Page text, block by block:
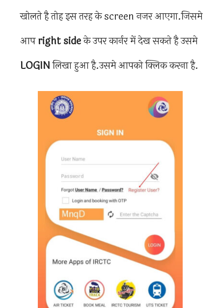
खोलते है तोह इस तरह के screen नजर आएगा.जिसमे
आपright sideके उपर कार्नर में देख सकते है उसमे
LOGINलिखा हुआ है.उसमे आपको क्लिक करना है.